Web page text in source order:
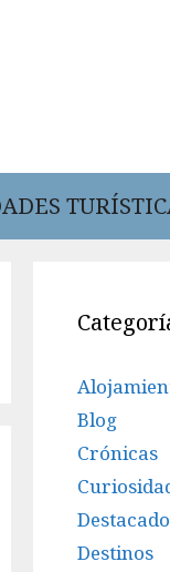
Blog
Crónicas
Destacado
Destinos